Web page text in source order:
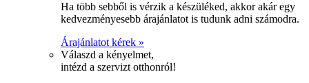
Ha több sebből is vérzik a készüléked, akkor akár egy
kedvezményesebb árajánlatot is tudunk adni számodra.
Árajánlatot kérek »
Válaszd a kényelmet,
intézd a szervizt otthonról!